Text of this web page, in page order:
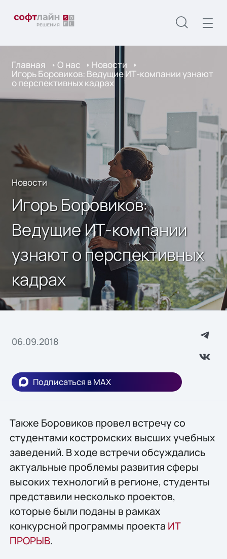
Главная О нас Новости
Игорь Боровиков: Ведущие ИТ-компании узнают
о перспективных кадрах
Новости
Игорь Боровиков:
Ведущие ИТ-компании
узнают о перспективных
кадрах
06.09.2018
Подписаться в MAX
Также Боровиков провел встречу со
студентами костромских высших учебных
заведений. В ходе встречи обсуждались
актуальные проблемы развития сферы
высоких технологий в регионе, студенты
представили несколько проектов,
которые были поданы в рамках
конкурсной программы проекта ИТ
ПРОРЫВ.